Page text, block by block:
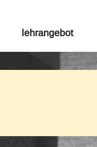
lehrangebot